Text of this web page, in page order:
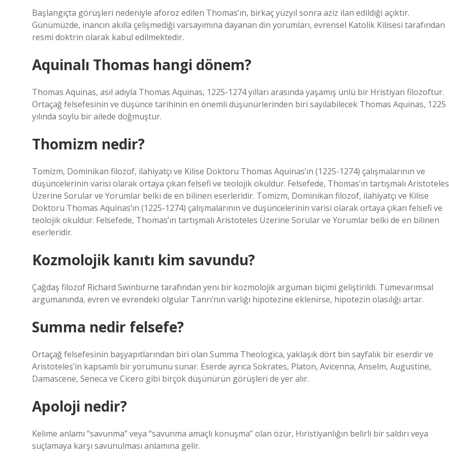
Başlangıçta görüşleri nedeniyle aforoz edilen Thomas’ın, birkaç yüzyıl sonra aziz ilan edildiği açıktır.
Günümüzde, inancın akılla çelişmediği varsayımına dayanan din yorumları, evrensel Katolik Kilisesi tarafından
resmi doktrin olarak kabul edilmektedir.
Aquinalı Thomas hangi dönem?
Thomas Aquinas, asıl adıyla Thomas Aquinas, 1225-1274 yılları arasında yaşamış ünlü bir Hristiyan filozoftur.
Ortaçağ felsefesinin ve düşünce tarihinin en önemli düşünürlerinden biri sayılabilecek Thomas Aquinas, 1225
yılında soylu bir ailede doğmuştur.
Thomizm nedir?
Tomizm, Dominikan filozof, ilahiyatçı ve Kilise Doktoru Thomas Aquinas’ın (1225-1274) çalışmalarının ve
düşüncelerinin varisi olarak ortaya çıkan felsefi ve teolojik okuldur. Felsefede, Thomas’ın tartışmalı Aristoteles
Üzerine Sorular ve Yorumlar belki de en bilinen eserleridir. Tomizm, Dominikan filozof, ilahiyatçı ve Kilise
Doktoru Thomas Aquinas’ın (1225-1274) çalışmalarının ve düşüncelerinin varisi olarak ortaya çıkan felsefi ve
teolojik okuldur. Felsefede, Thomas’ın tartışmalı Aristoteles Üzerine Sorular ve Yorumlar belki de en bilinen
eserleridir.
Kozmolojik kanıtı kim savundu?
Çağdaş filozof Richard Swinburne tarafından yeni bir kozmolojik argüman biçimi geliştirildi. Tümevarımsal
argümanında, evren ve evrendeki olgular Tanrı’nın varlığı hipotezine eklenirse, hipotezin olasılığı artar.
Summa nedir felsefe?
Ortaçağ felsefesinin başyapıtlarından biri olan Summa Theologica, yaklaşık dört bin sayfalık bir eserdir ve
Aristoteles’in kapsamlı bir yorumunu sunar. Eserde ayrıca Sokrates, Platon, Avicenna, Anselm, Augustine,
Damascene, Seneca ve Cicero gibi birçok düşünürün görüşleri de yer alır.
Apoloji nedir?
Kelime anlamı “savunma” veya “savunma amaçlı konuşma” olan özür, Hıristiyanlığın belirli bir saldırı veya
suçlamaya karşı savunulması anlamına gelir.